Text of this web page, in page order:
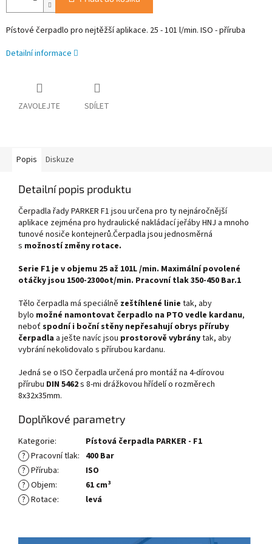
Pístové čerpadlo pro nejtěžší aplikace. 25 - 101 l/min. ISO - příruba
Detailní informace
ZAVOLEJTE SDÍLET
Popis Diskuze
Detailní popis produktu
Čerpadla řady PARKER F1 jsou určena pro ty nejnáročnější
aplikace zejména pro hydraulické nakládací jeřáby HNJ a mnoho
tunové nosiče kontejnerů.Čerpadla jsou jednosměrná
s možností změny rotace.
Serie F1 je v objemu 25 až 101L /min. Maximální povolené
otáčky jsou 1500-2300ot/min. Pracovní tlak 350-450 Bar.1
Tělo čerpadla má speciálně zeštíhlené linie tak, aby
bylo možné namontovat čerpadlo na PTO vedle kardanu,
neboť spodní i boční stěny nepřesahují obrys příruby
čerpadla a ješte navíc jsou prostorově vybránytak, aby
vybrání nekolidovalo s přírubou kardanu.
Jedná se o ISO čerpadla určená pro montáž na 4-dírovou
přírubu DIN 5462s 8-mi drážkovou hřídelí o rozměrech
8x32x35mm.
Doplňkové parametry
Kategorie:
Pístová čerpadla PARKER - F1
? Pracovní tlak: 400 Bar
? Příruba:
ISO
? Objem:
61 cm³
? Rotace: levá